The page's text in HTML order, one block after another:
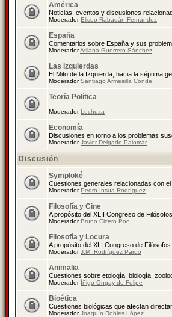
América
Noticias, eventos y discusiones
ModeradorEliseo Rabadán Fernández
España
Comentarios sobre España y sus
ModeradorAtilana Guerrero Sánchez
Las Izquierdas
El Mito de la Izquierda, hacia la séptima
ModeradorSantiago Armesilla Conde
Teoría Política
ModeradorLechuza
Economía
Discusiones en torno a los problemas
ModeradorJavier Delgado Palomar
Discusión
Symploké
Cuestiones generales relacionadas con el
ModeradorPedro Insua Rodríguez
Filosofía y Cine
A propósito del XLII Congreso de
ModeradorBruno Cicero Poo
Filosofía y Locura
A propósito del XLI Congreso de
ModeradorJ.M. Rodríguez Pardo
Animalia
Cuestiones sobre etología, biología,
Moderador Íñigo Ongay de Felipe
Bioética
Cuestiones biológicas que afectan
ModeradorJoaquín Robles López